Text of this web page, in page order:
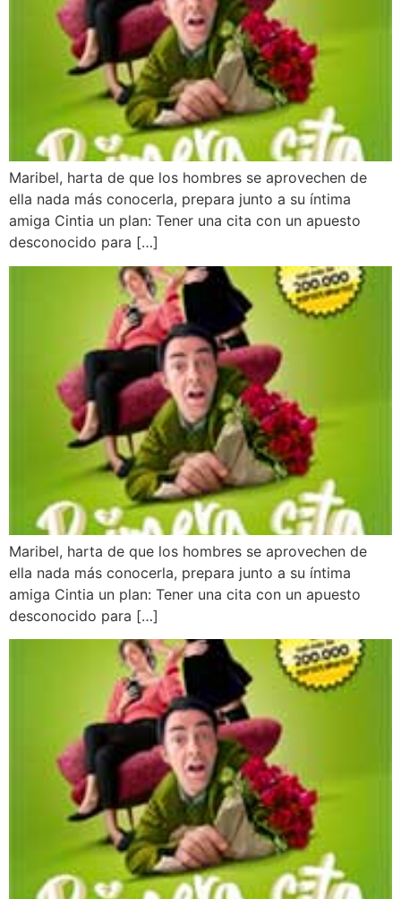
Maribel, harta de que los hombres se aprovechen de
ella nada más conocerla, prepara junto a su íntima
amiga Cintia un plan: Tener una cita con un apuesto
desconocido para […]
Maribel, harta de que los hombres se aprovechen de
ella nada más conocerla, prepara junto a su íntima
amiga Cintia un plan: Tener una cita con un apuesto
desconocido para […]